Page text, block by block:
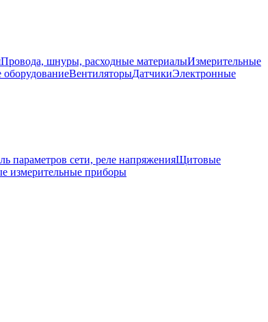
Провода, шнуры, расходные материалыИзмерительные
оборудованиеВентиляторыДатчикиЭлектронные
параметров сети, реле напряженияЩитовые
измерительные приборы